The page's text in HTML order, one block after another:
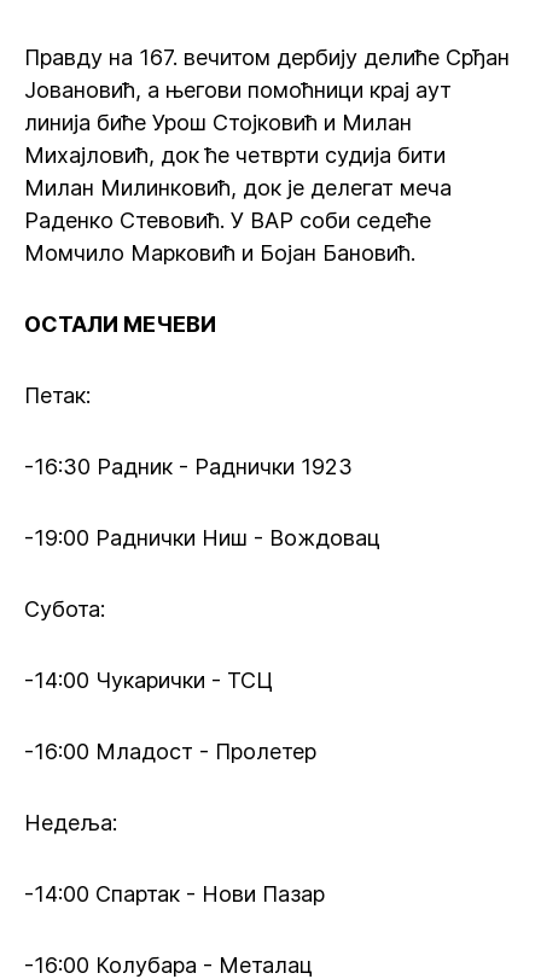
Правду на 167. вечитом дербију делиће Срђан
Јовановић, а његови помоћници крај аут
линија биће Урош Стојковић и Милан
Михајловић, док ће четврти судија бити
Милан Милинковић, док је делегат меча
Раденко Стевовић. У ВАР соби седеће
Момчило Марковић и Бојан Бановић.
ОСТАЛИ МЕЧЕВИ
Петак:
-16:30 Радник - Раднички 1923
-19:00 Раднички Ниш - Вождовац
Субота:
-14:00 Чукарички - ТСЦ
-16:00 Младост - Пролетер
Недеља:
-14:00 Спартак - Нови Пазар
-16:00 Колубара - Металац